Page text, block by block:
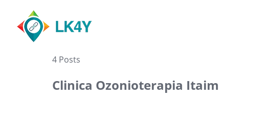
content
4 Posts
Clinica Ozonioterapia Itaim